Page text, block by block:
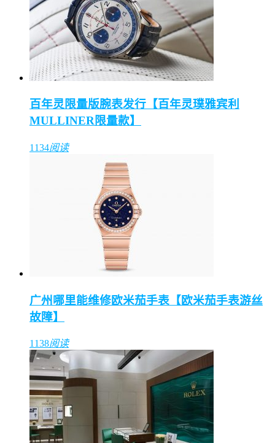
百年灵限量版腕表发行【百年灵璞雅宾利
MULLINER限量款】
1134阅读
广州哪里能维修欧米茄手表【欧米茄手表游丝
故障】
1138阅读